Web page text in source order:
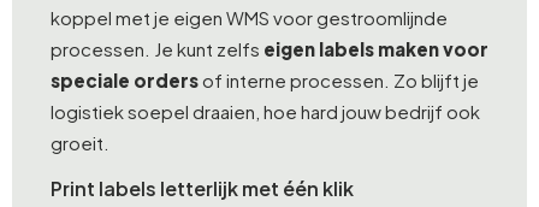
koppel met je eigen WMS voor gestroomlijnde
processen. Je kunt zelfs eigen labels maken voor
speciale ordersof interne processen. Zo blijft je
logistiek soepel draaien, hoe hard jouw bedrijf ook
groeit.
Print labels letterlijk met één klik